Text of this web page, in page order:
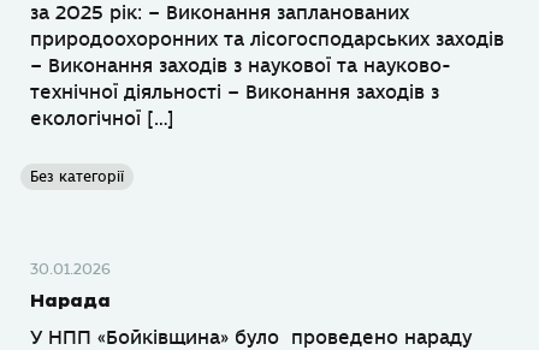
за 2025 рік: – Виконання запланованих
природоохоронних та лісогосподарських заходів
– Виконання заходів з наукової та науково-
технічної діяльності – Виконання заходів з
екологічної […]
Без категорії
30.01.2026
Нарада
У НПП «Бойківщина» було проведено нараду